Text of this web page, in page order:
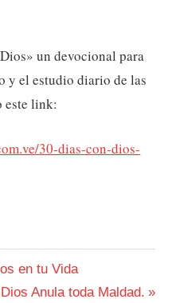
un devocional para
y el estudio diario de las
este link:
30-dias-con-dios-
en tu Vida
Anula toda Maldad.